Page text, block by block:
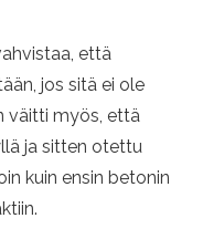
että
jos sitä ei ole
väitti myös, että
ja sitten otettu
kuin ensin betonin